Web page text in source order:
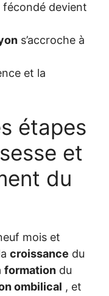
fécondé devient
s’accroche à
et la
étapes
et
du
mois et
croissance du
formation du
ombilical , et